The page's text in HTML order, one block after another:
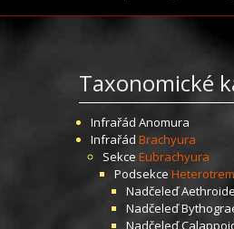
Taxonomické
Infrařád Anomura
Infrařád Brachyura
Sekce Eubrachyura
Podsekce
Nadčeleď
Nadčeleď
Nadčeleď